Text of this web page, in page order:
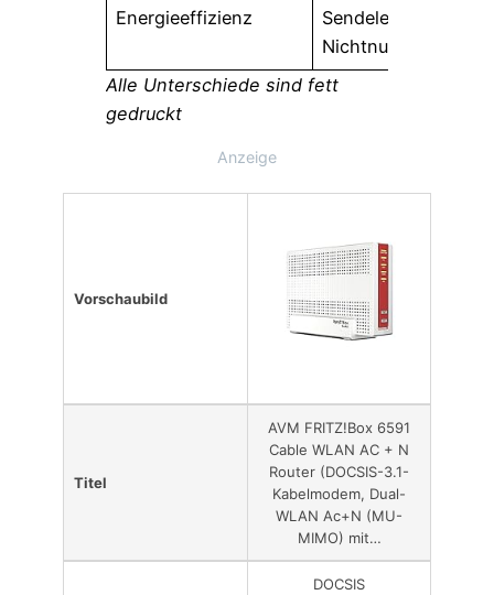
Energieeffizienz
Sendeleistung bei
Nichtnutzung
Alle Unterschiede sind fett
gedruckt
Anzeige
Vorschaubild
Titel
AVM FRITZ!Box 6591
Cable WLAN AC + N
Router (DOCSIS-3.1-
Kabelmodem, Dual-
WLAN Ac+N (MU-
MIMO) mit…
DOCSIS